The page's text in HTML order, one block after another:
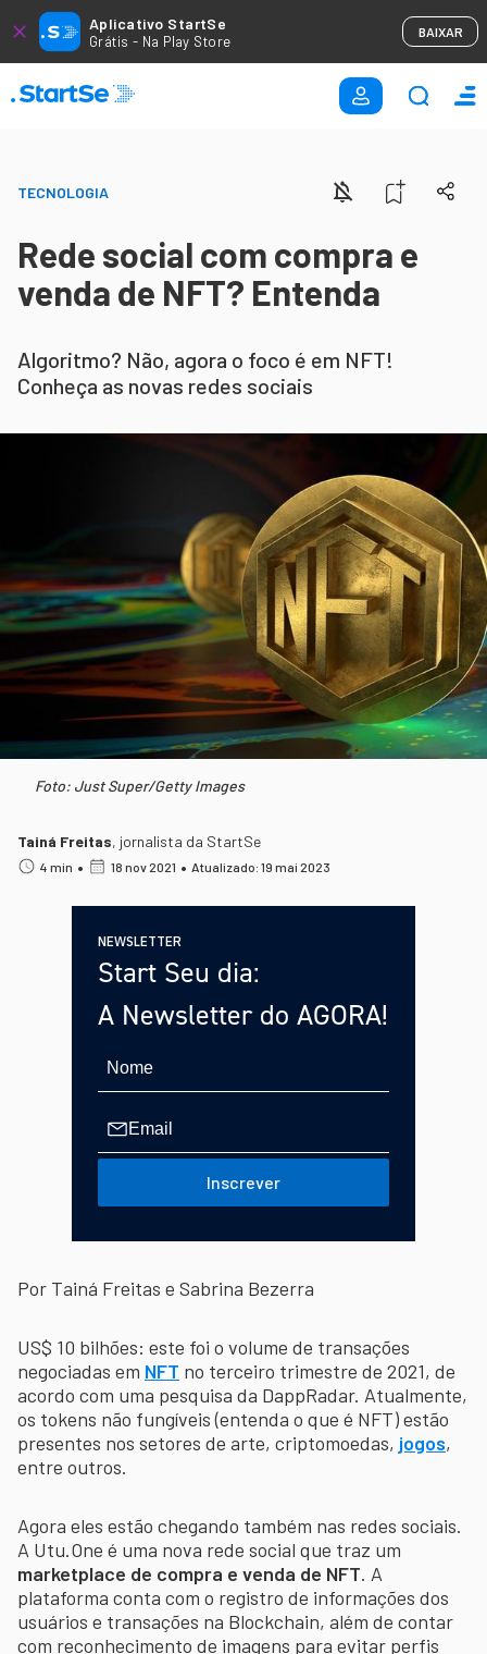
Aplicativo StartSe
Grátis - Na Play Store
BAIXAR
TECNOLOGIA
Rede social com compra e
venda de NFT? Entenda
Algoritmo? Não, agora o foco é em NFT!
Conheça as novas redes sociais
Foto: Just Super/Getty Images
Tainá Freitas, jornalista da StartSe
4 min • 18 nov 2021 • Atualizado: 19 mai 2023
NEWSLETTER
Start Seu dia:
A Newsletter do AGORA!
Inscrever
Por Tainá Freitas e Sabrina Bezerra
US$ 10 bilhões: este foi o volume de transações
negociadas em NFT no terceiro trimestre de 2021, de
acordo com uma pesquisa da DappRadar. Atualmente,
os tokens não fungíveis (entenda o que é NFT) estão
presentes nos setores de arte, criptomoedas, jogos,
entre outros.
Agora eles estão chegando também nas redes sociais.
A Utu.One é uma nova rede social que traz um
marketplace de compra e venda de NFT. A
plataforma conta com o registro de informações dos
usuários e transações na Blockchain, além de contar
com reconhecimento de imagens para evitar perfis